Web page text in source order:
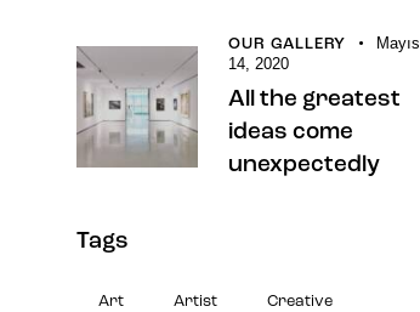
OUR GALLERY
Mayıs
14, 2020
All the greatest
ideas come
unexpectedly
Tags
Art Artist Creative